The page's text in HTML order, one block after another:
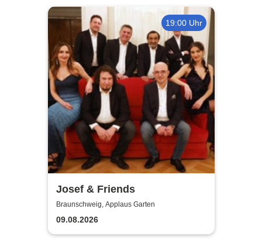
19:00 Uhr
Josef & Friends
Braunschweig, Applaus Garten
09.08.2026